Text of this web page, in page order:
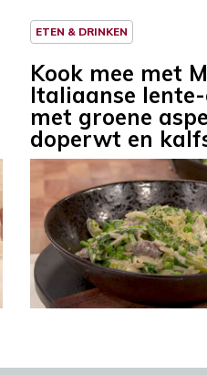
ETEN & DRINKEN
Kook mee met
Italiaanse
met groene
doperwt en